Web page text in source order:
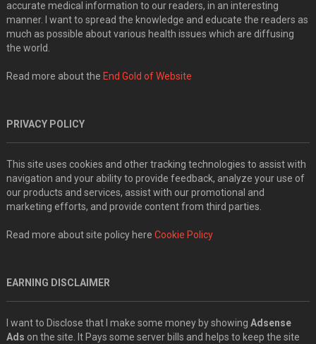
accurate medical information to our readers, in an interesting
manner. I want to spread the knowledge and educate the readers as
much as possible about various health issues which are diffusing
the world.
Read more about the End Gold of Website
PRIVACY POLICY
This site uses cookies and other tracking technologies to assist with
navigation and your ability to provide feedback, analyze your use of
our products and services, assist with our promotional and
marketing efforts, and provide content from third parties.
Read more about site policy here Cookie Policy
EARNING DISCLAIMER
I want to Disclose that I make some money by showing Adsense
Ads on the site. It Pays some server bills and helps to keep the site